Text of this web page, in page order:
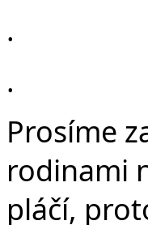
.
.
Prosíme
rodinami
pláčí,